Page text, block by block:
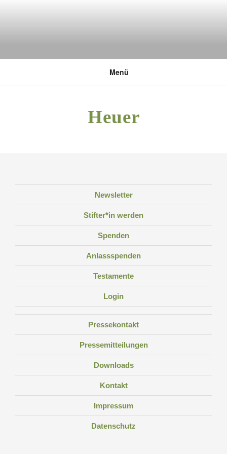
DEUTSCHE UMWELTSTIFTUNG
Menü
Heuer
Newsletter
Stifter*in werden
Spenden
Anlassspenden
Testamente
Login
Pressekontakt
Pressemitteilungen
Downloads
Kontakt
Impressum
Datenschutz